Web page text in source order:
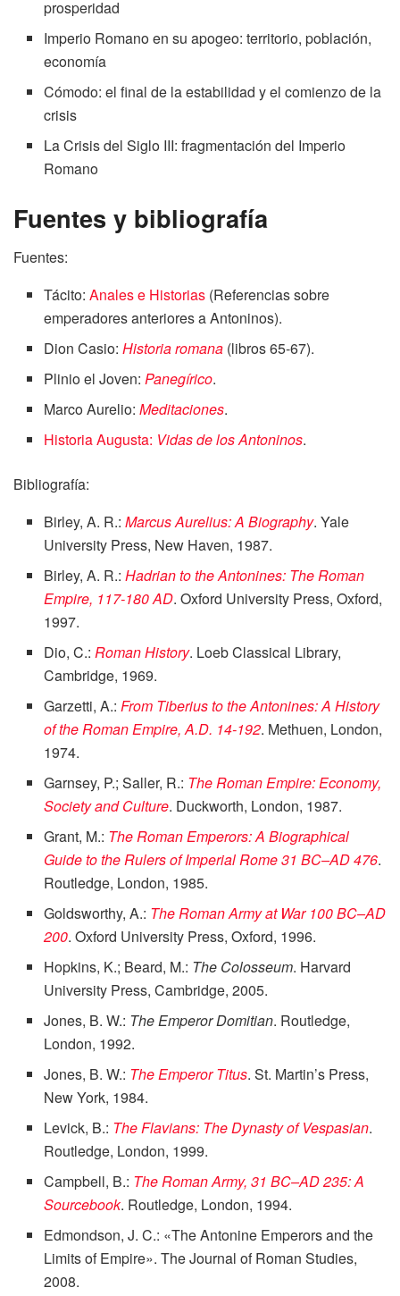
prosperidad
Imperio Romano en su apogeo: territorio, población,
economía
Cómodo: el final de la estabilidad y el comienzo de la
crisis
La Crisis del Siglo III: fragmentación del Imperio
Romano
Fuentes y bibliografía
Fuentes:
Tácito:Anales e Historias (Referencias sobre
emperadores anteriores a Antoninos).
Dion Casio:Historia romana (libros 65-67).
Plinio el Joven:Panegírico.
Marco Aurelio:Meditaciones.
Historia Augusta: Vidas de los Antoninos.
Bibliografía:
Birley, A. R.:Marcus Aurelius: A Biography. Yale
University Press, New Haven, 1987.
Birley, A. R.:Hadrian to the Antonines: The Roman
Empire, 117-180 AD. Oxford University Press, Oxford,
1997.
Dio, C.:Roman History. Loeb Classical Library,
Cambridge, 1969.
Garzetti, A.:From Tiberius to the Antonines: A History
of the Roman Empire, A.D. 14-192. Methuen, London,
1974.
Garnsey, P.; Saller, R.: The Roman Empire: Economy,
Society and Culture. Duckworth, London, 1987.
Grant, M.: The Roman Emperors: A Biographical
Guide to the Rulers of Imperial Rome 31 BC–AD 476.
Routledge, London, 1985.
Goldsworthy, A.: The Roman Army at War 100 BC–AD
200. Oxford University Press, Oxford, 1996.
Hopkins, K.; Beard, M.: The Colosseum. Harvard
University Press, Cambridge, 2005.
Jones, B. W.: The Emperor Domitian. Routledge,
London, 1992.
Jones, B. W.: The Emperor Titus. St. Martin’s Press,
New York, 1984.
Levick, B.: The Flavians: The Dynasty of Vespasian.
Routledge, London, 1999.
Campbell, B.: The Roman Army, 31 BC–AD 235: A
Sourcebook. Routledge, London, 1994.
Edmondson, J. C.: «The Antonine Emperors and the
Limits of Empire». The Journal of Roman Studies,
2008.